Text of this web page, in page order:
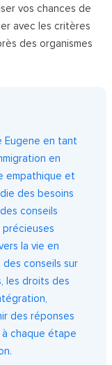
vos chances de
avec les critères
des organismes
Eugene en tant
en
empathique et
des besoins
conseils
la vie en
des conseils sur
les droits des
des réponses
chaque étape